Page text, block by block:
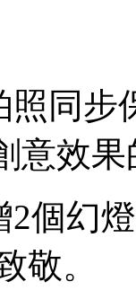
照同
意效
2個幻
敬。